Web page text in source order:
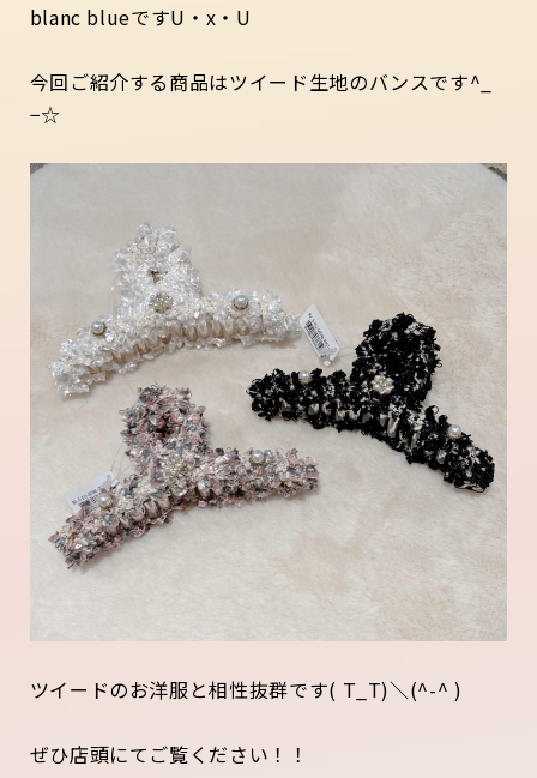
blanc blueですU・x・U
今回ご紹介する商品はツイード生地のバンスです^_
−☆
ツイードのお洋服と相性抜群です( T_T)＼(^-^ )
ぜひ店頭にてご覧ください！！